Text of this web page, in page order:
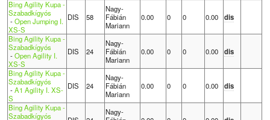
Bing Agility Kupa -
Szabadkígyós
-Open Jumping I.
XS-S
DIS 58
Nagy-
Fábián
Mariann
0.00 0 0 0.00 dis
Bing Agility Kupa -
Szabadkígyós
-Open Agility I.
XS-S
DIS 24
Nagy-
Fábián
Mariann
0.00 0 0 0.00 dis
Bing Agility Kupa -
Szabadkígyós
-A1 Agility I. XS-
S
DIS 24
Nagy-
Fábián
Mariann
0.00 0 0 0.00 dis
Bing Agility Kupa -
Szabadkígyós
Nagy-